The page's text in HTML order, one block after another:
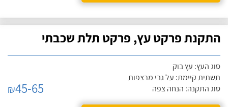
התקנת פרקט עץ, פרקט תלת שכבתי
סוג העץ: עץ בוק
תשתית קיימת: על גבי מרצפות
סוג התקנה: הנחה צפה
₪45-65